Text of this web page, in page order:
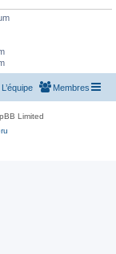
Membres
L’équipe
Limited